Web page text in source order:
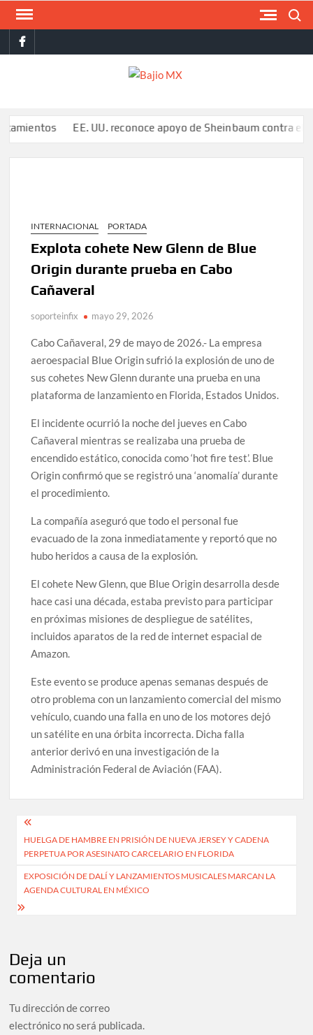
Saltar
contenidofacebook
EE. UU. reconoce apoyo de Sheinbaum contra el narco
INTERNACIONAL PORTADA
Explota cohete New Glenn de Blue
Origin durante prueba en Cabo
Cañaveral
soporteinfix mayo 29, 2026
Cabo Cañaveral, 29 de mayo de 2026.- La empresa
aeroespacial Blue Origin sufrió la explosión de uno de
sus cohetes New Glenn durante una prueba en una
plataforma de lanzamiento en Florida, Estados Unidos.
El incidente ocurrió la noche del jueves en Cabo
Cañaveral mientras se realizaba una prueba de
encendido estático, conocida como ‘hot fire test’. Blue
Origin confirmó que se registró una ‘anomalía’ durante
el procedimiento.
La compañía aseguró que todo el personal fue
evacuado de la zona inmediatamente y reportó que no
hubo heridos a causa de la explosión.
El cohete New Glenn, que Blue Origin desarrolla desde
hace casi una década, estaba previsto para participar
en próximas misiones de despliegue de satélites,
incluidos aparatos de la red de internet espacial de
Amazon.
Este evento se produce apenas semanas después de
otro problema con un lanzamiento comercial del mismo
vehículo, cuando una falla en uno de los motores dejó
un satélite en una órbita incorrecta. Dicha falla
anterior derivó en una investigación de la
Administración Federal de Aviación (FAA).
Navegación
de
entradas
HUELGA DE HAMBRE EN PRISIÓN DE NUEVA JERSEY Y CADENA
PERPETUA POR ASESINATO CARCELARIO EN FLORIDA
EXPOSICIÓN DE DALÍ Y LANZAMIENTOS MUSICALES MARCAN LA
AGENDA CULTURAL EN MÉXICO
Deja un
comentario
Tu dirección de correo
electrónico no será publicada.